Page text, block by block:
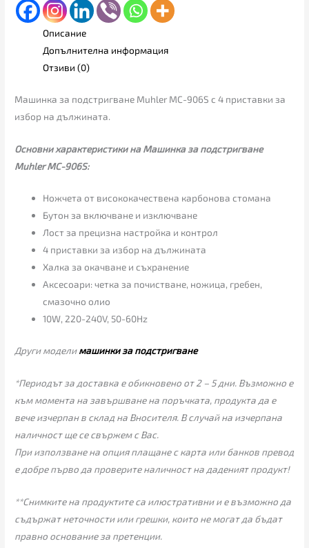
Описание
Допълнителна информация
Отзиви (0)
Машинка за подстригване Muhler MC-906S с 4 приставки за
избор на дължината.
Основни характеристики на Машинка за подстригване
Muhler MC-906S:
Ножчета от висококачествена карбонова стомана
Бутон за включване и изключване
Лост за прецизна настройка и контрол
4 приставки за избор на дължината
Халка за окачване и съхранениe
Аксесоари: четка за почистване, ножица, гребен,
смазочно олио
10W, 220-240V, 50-60Hz
Други моделимашинки за подстригване
*Периодът за доставка е обикновено от 2 – 5 дни. Възможно е
към момента на завършване на поръчката, продукта да е
вече изчерпан в склад на Вносителя. В случай на изчерпана
наличност ще се свържем с Вас.
При използване на опция плащане с карта или банков превод
е добре първо да проверите наличност на даденият продукт!
**Снимките на продуктите са илюстративни и е възможно да
съдържат неточности или грешки, които не могат да бъдат
правно основание за претенции.